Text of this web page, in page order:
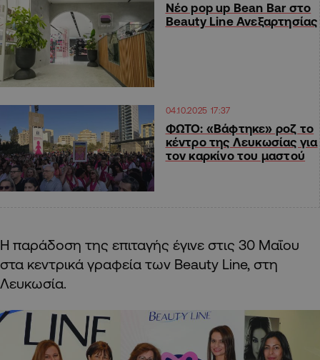
Νέο pop up Bean Bar στο
Beauty Line Ανεξαρτησίας
04.10.2025 17:37
ΦΩΤΟ: «Βάφτηκε» ροζ το
κέντρο της Λευκωσίας για
τον καρκίνο του μαστού
Η παράδοση της επιταγής έγινε στις 30 Μαΐου
στα κεντρικά γραφεία των Beauty Line, στη
Λευκωσία.